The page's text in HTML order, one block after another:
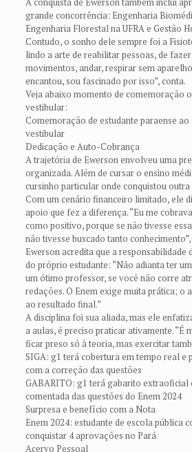
grande concorrência: Engenharia
Engenharia Florestal na UFRA e Gestão
Contudo, o sonho dele sempre foi a
lindo a arte de reabilitar pessoas, de
movimentos, andar, respirar sem
encantou, sou fascinado por isso”, conta.
Veja abaixo momento de comemoração
vestibular:
Comemoração de estudante paraense
vestibular
Dedicação e Auto-Cobrança
A trajetória de Ewerson envolveu uma
organizada. Além de cursar o ensino
cursinho particular onde conquistou
Com um cenário financeiro limitado, ele
apoio que fez a diferença. “Eu me
como positivo, porque se não tivesse
não tivesse buscado tanto
Ewerson acredita que a responsabilidade
do próprio estudante: “Não adianta ter
um ótimo professor, se você não corre
redações. O Enem exige muita prática; o
ao resultado final.”
A disciplina foi sua aliada, mas ele
a aulas, é preciso praticar ativamente. “É
ficar preso só à teoria, mas exercitar
SIGA: g1 terá cobertura em tempo real e
com a correção das questões
GABARITO: g1 terá gabarito extraoficial
comentada das questões do Enem 2024
Surpresa e benefício com a Nota
Enem 2024: estudante de escola pública
conquistar 4 aprovações no Pará
Acervo Pessoal